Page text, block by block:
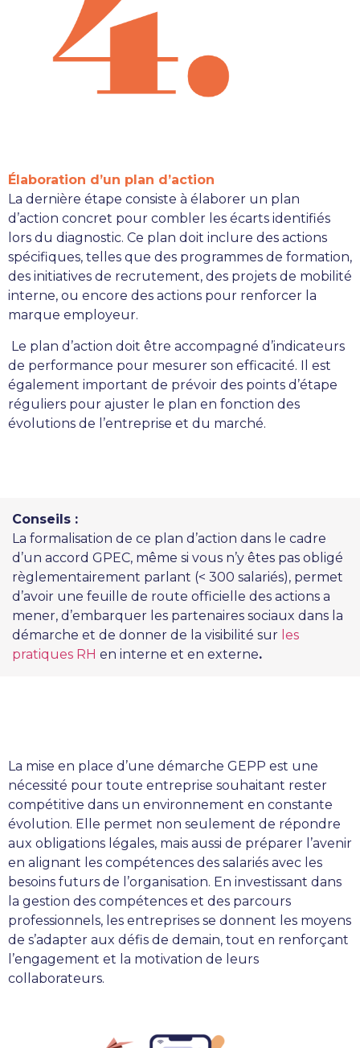
Élaboration d’un plan d’action
La dernière étape consiste à élaborer un plan
d’action concret pour combler les écarts identifiés
lors du diagnostic. Ce plan doit inclure des actions
spécifiques, telles que des programmes de formation,
des initiatives de recrutement, des projets de mobilité
interne, ou encore des actions pour renforcer la
marque employeur.
Le plan d’action doit être accompagné d’indicateurs
de performance pour mesurer son efficacité. Il est
également important de prévoir des points d’étape
réguliers pour ajuster le plan en fonction des
évolutions de l’entreprise et du marché.
Conseils :
La formalisation de ce plan d’action dans le cadre
d’un accord GPEC, même si vous n’y êtes pas obligé
règlementairement parlant (< 300 salariés), permet
d’avoir une feuille de route officielle des actions a
mener, d’embarquer les partenaires sociaux dans la
démarche et de donner de la visibilité sur les
pratiques RH en interne et en externe.
La mise en place d’une démarche GEPP est une
nécessité pour toute entreprise souhaitant rester
compétitive dans un environnement en constante
évolution. Elle permet non seulement de répondre
aux obligations légales, mais aussi de préparer l’avenir
en alignant les compétences des salariés avec les
besoins futurs de l’organisation. En investissant dans
la gestion des compétences et des parcours
professionnels, les entreprises se donnent les moyens
de s’adapter aux défis de demain, tout en renforçant
l’engagement et la motivation de leurs
collaborateurs.